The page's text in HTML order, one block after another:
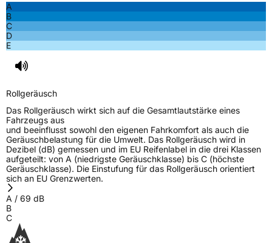
Allgemeine Produktsicherheit (GPSR)
label@petlas.com.tr
A
B
C
D
E
Rollgeräusch
Das Rollgeräusch wirkt sich auf die Gesamtlautstärke eines
Fahrzeugs aus
und beeinflusst sowohl den eigenen Fahrkomfort als auch die
Geräuschbelastung für die Umwelt. Das Rollgeräusch wird in
Dezibel (dB) gemessen und im EU Reifenlabel in die drei Klassen
aufgeteilt: von A (niedrigste Geräuschklasse) bis C (höchste
Geräuschklasse). Die Einstufung für das Rollgeräusch orientiert
sich an EU Grenzwerten.
A / 69 dB
B
C